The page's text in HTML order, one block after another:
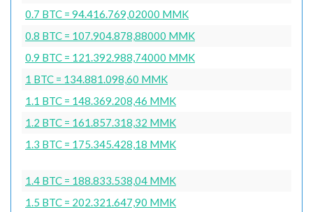
0.7 BTC = 94.416.769,02000 MMK
0.8 BTC = 107.904.878,88000 MMK
0.9 BTC = 121.392.988,74000 MMK
1 BTC = 134.881.098,60 MMK
1.1 BTC = 148.369.208,46 MMK
1.2 BTC = 161.857.318,32 MMK
1.3 BTC = 175.345.428,18 MMK
1.4 BTC = 188.833.538,04 MMK
1.5 BTC = 202.321.647,90 MMK